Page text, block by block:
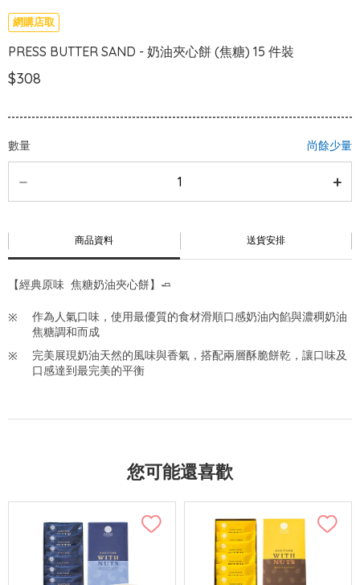
網購店取
PRESS BUTTER SAND - 奶油夾心餅 (焦糖) 15 件裝
$308
數量 尚餘少量
商品資料 送貨安排
【經典原味 焦糖奶油夾心餅】🧈
作為人氣口味，使用最優質的食材滑順口感奶油內餡與濃稠奶油
焦糖調和而成
完美展現奶油天然的風味與香氣，搭配兩層酥脆餅乾，讓口味及
口感達到最完美的平衡
您可能還喜歡